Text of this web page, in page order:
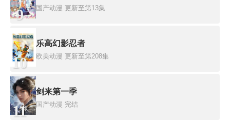
9 国产动漫 更新至第13集
10
乐高幻影忍者
欧美动漫 更新至第208集
11
剑来第一季
国产动漫 完结